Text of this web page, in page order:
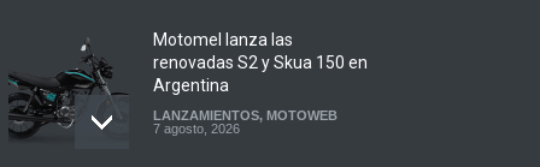
Motomel lanza las
renovadas S2 y Skua 150 en
Argentina
LANZAMIENTOS, MOTOWEB
7 agosto, 2026